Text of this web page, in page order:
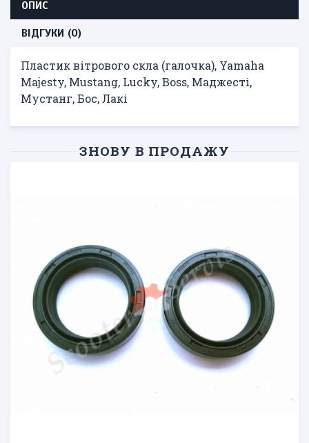
ОПИС
ВІДГУКИ (0)
Пластик вітрового скла (галочка), Yamaha
Majesty, Mustang, Lucky, Boss, Маджесті,
Мустанг, Бос, Лакі
ЗНОВУ В ПРОДАЖУ